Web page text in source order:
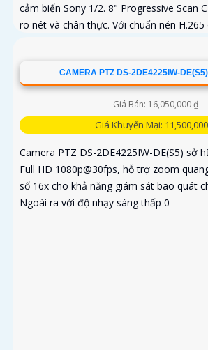
cảm biến Sony 1/2. 8" Progressive Scan
rõ nét và chân thực. Với chuẩn nén H.265